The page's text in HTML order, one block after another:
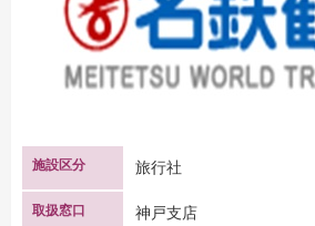
施設区分 旅行社
取扱窓口 神戸支店